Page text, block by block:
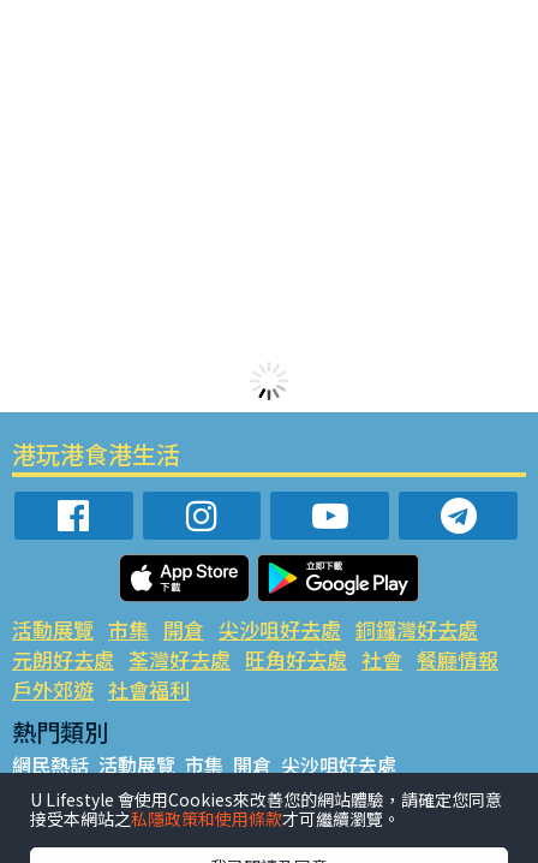
港玩港食港生活
活動展覽 市集 開倉 尖沙咀好去處 銅鑼灣好去處
元朗好去處 荃灣好去處 旺角好去處 社會 餐廳情報
戶外郊遊 社會福利
熱門類別
網民熱話 活動展覽 市集 開倉 尖沙咀好去處
銅鑼灣好去處 元朗好去處 荃灣好去處 旺角好去處 社會
餐廳情報 戶外郊遊
U Lifestyle 會使用Cookies來改善您的網站體驗，請確定您同意
接受本網站之私隱政策和使用條款才可繼續瀏覽。